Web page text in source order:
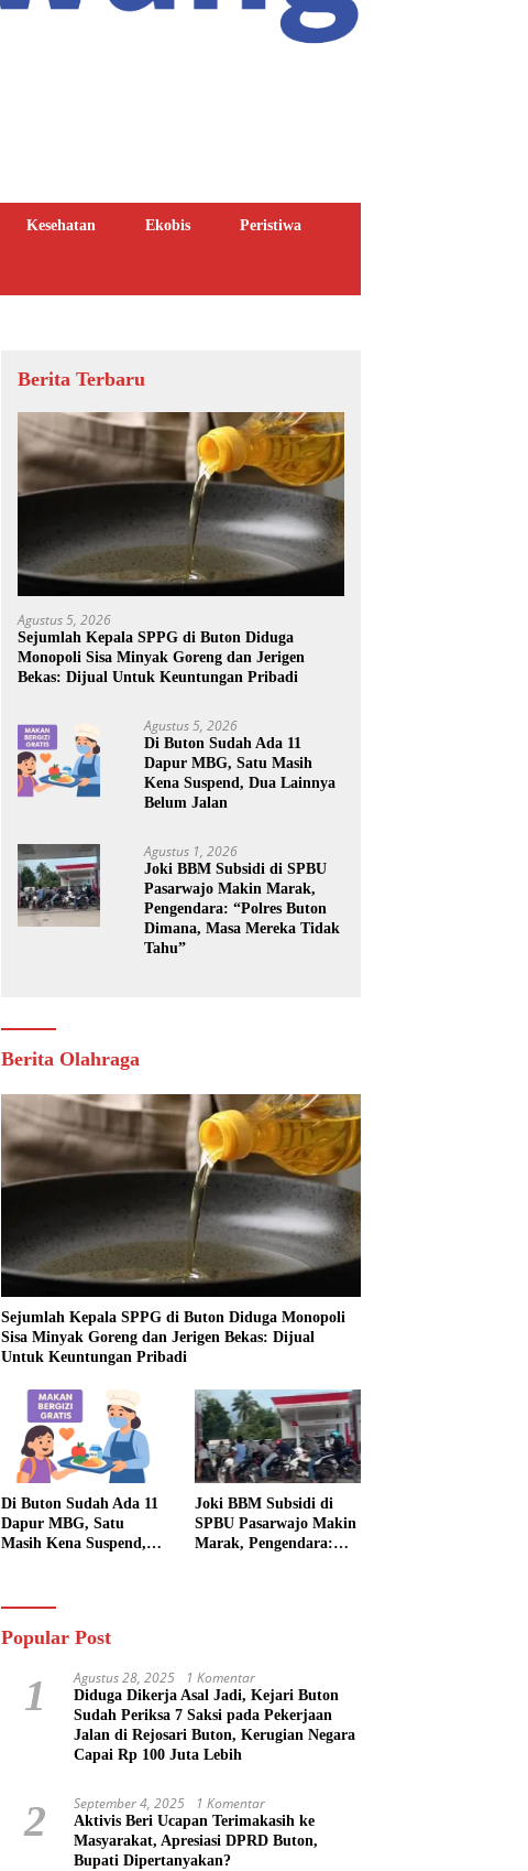
Kesehatan Ekobis Peristiwa
Berita Terbaru
Agustus 5, 2026
Sejumlah Kepala SPPG di Buton Diduga
Monopoli Sisa Minyak Goreng dan Jerigen
Bekas: Dijual Untuk Keuntungan Pribadi
Agustus 5, 2026
Di Buton Sudah Ada 11
Dapur MBG, Satu Masih
Kena Suspend, Dua Lainnya
Belum Jalan
Agustus 1, 2026
Joki BBM Subsidi di SPBU
Pasarwajo Makin Marak,
Pengendara: “Polres Buton
Dimana, Masa Mereka Tidak
Tahu”
Berita Olahraga
Sejumlah Kepala SPPG di Buton Diduga Monopoli
Sisa Minyak Goreng dan Jerigen Bekas: Dijual
Untuk Keuntungan Pribadi
Di Buton Sudah Ada 11
Dapur MBG, Satu
Masih Kena Suspend,
Joki BBM Subsidi di
SPBU Pasarwajo Makin
Marak, Pengendara:
Popular Post
1 Agustus 28, 2025 1 Komentar
Diduga Dikerja Asal Jadi, Kejari Buton
Sudah Periksa 7 Saksi pada Pekerjaan
Jalan di Rejosari Buton, Kerugian Negara
Capai Rp 100 Juta Lebih
2 September 4, 2025 1 Komentar
Aktivis Beri Ucapan Terimakasih ke
Masyarakat, Apresiasi DPRD Buton,
Bupati Dipertanyakan?